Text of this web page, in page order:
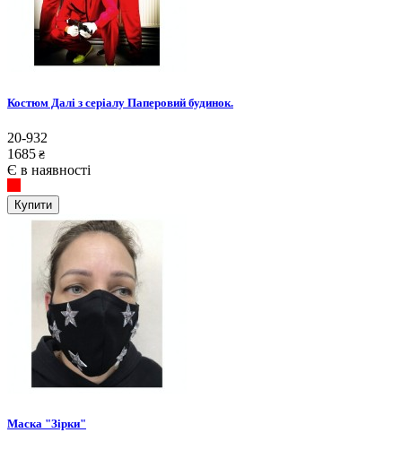
Костюм Далі з серіалу Паперовий будинок.
20-932
1685 ₴
Є в наявності
Купити
Маска "Зірки"